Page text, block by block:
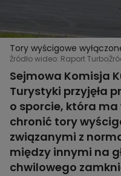
Tory wyścigowe
Źródło wideo: Raport Turbo
Sejmowa Komisja
Turystyki przyjęła
o sporcie, która
chronić tory
związanymi z
między innymi na
chwilowego